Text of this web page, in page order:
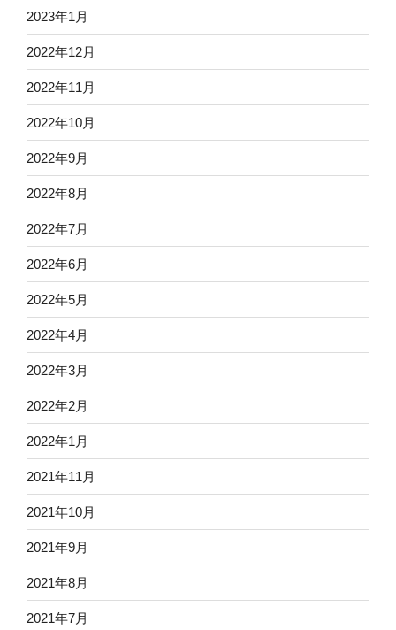
2023年1月
2022年12月
2022年11月
2022年10月
2022年9月
2022年8月
2022年7月
2022年6月
2022年5月
2022年4月
2022年3月
2022年2月
2022年1月
2021年11月
2021年10月
2021年9月
2021年8月
2021年7月